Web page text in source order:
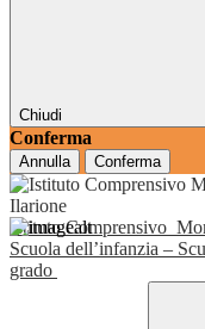
Chiudi
Conferma
Annulla Conferma
Istituto Comprensivo
Scuola dell’infanzia –
grado